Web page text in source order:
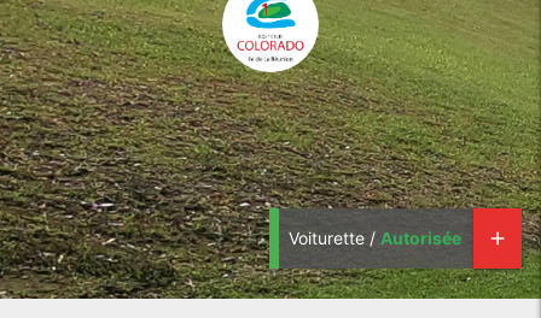
Voiturette / Autorisée add